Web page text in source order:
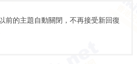
前的主題自動關閉，不再接受新回復